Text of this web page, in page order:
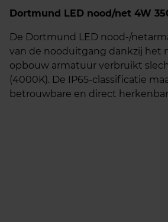
Dortmund LED nood/net 4W
De Dortmund LED nood-/
van de nooduitgang dankzij het
opbouw armatuur verbruikt
(4000K). De IP65-classificatie
betrouwbare en direct